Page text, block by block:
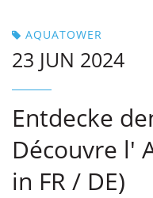
AQUATOWER
23 JUN 2024
Entdecke
Découvre l'
in FR / DE)